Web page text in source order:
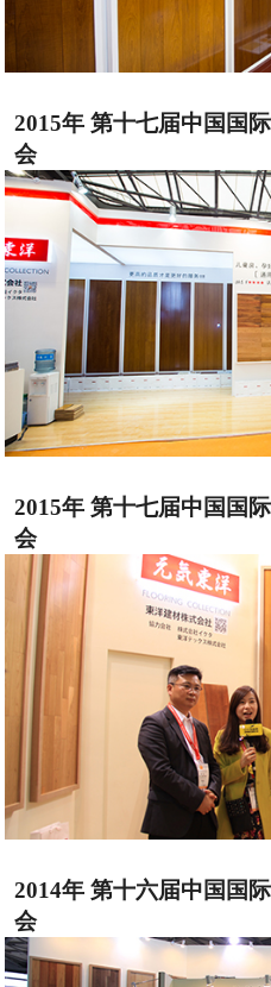
2015年 第十七届中国国
会
2015年 第十七届中国国
会
2014年 第十六届中国国
会